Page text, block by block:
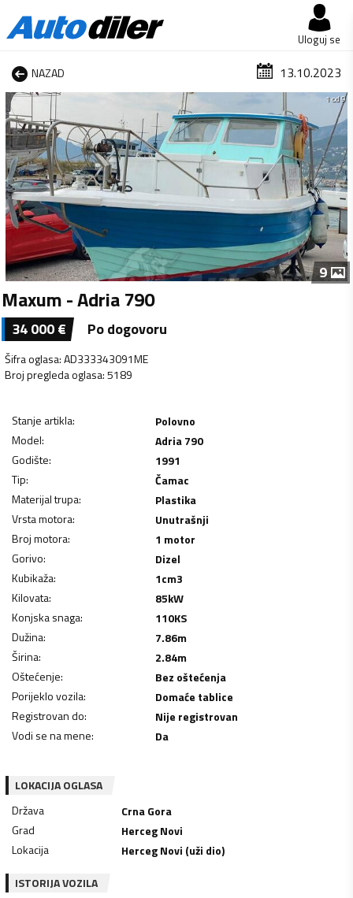
Uloguj se
NAZAD 13.10.2023
1 od 9
9
Maxum - Adria 790
34 000€ Po dogovoru
Šifra oglasa:AD333343091ME
Broj pregleda oglasa:5189
Stanje artikla:
Polovno
Model:
Adria 790
Godište:
1991
Tip:
Čamac
Materijal trupa:
Plastika
Vrsta motora:
Unutrašnji
Broj motora:
1 motor
Gorivo:
Dizel
Kubikaža: 1cm3
Kilovata: 85kW
Konjska snaga: 110KS
Dužina: 7.86m
Širina: 2.84m
Oštećenje:
Bez oštećenja
Porijeklo vozila:
Domaće tablice
Registrovan do:
Nije registrovan
Vodi se na mene: Da
LOKACIJA OGLASA
Država
Crna Gora
Grad
Herceg Novi
Lokacija
Herceg Novi (uži dio)
ISTORIJA VOZILA